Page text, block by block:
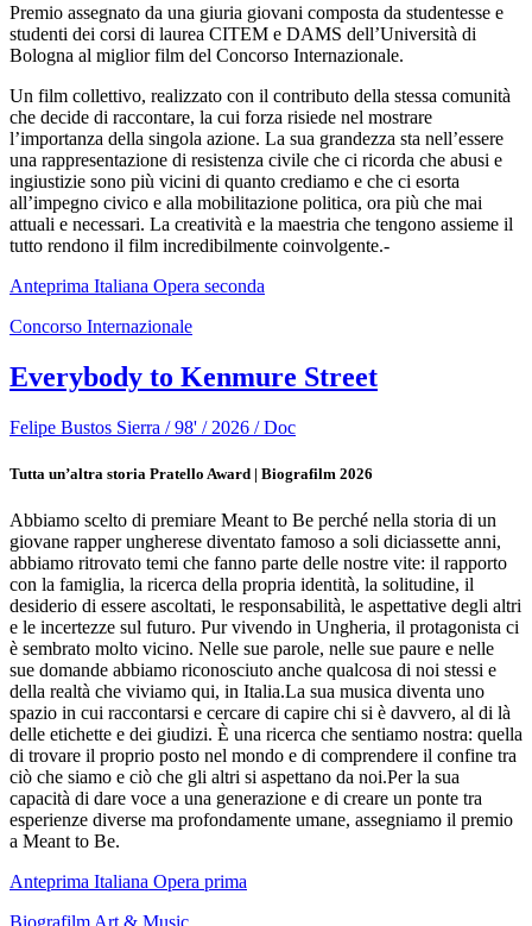
Premio assegnato da una giuria giovani composta da studentesse e
studenti dei corsi di laurea CITEM e DAMS dell’Università di
Bologna al miglior film del Concorso Internazionale.
Un film collettivo, realizzato con il contributo della stessa comunità
che decide di raccontare, la cui forza risiede nel mostrare
l’importanza della singola azione. La sua grandezza sta nell’essere
una rappresentazione di resistenza civile che ci ricorda che abusi e
ingiustizie sono più vicini di quanto crediamo e che ci esorta
all’impegno civico e alla mobilitazione politica, ora più che mai
attuali e necessari. La creatività e la maestria che tengono assieme il
tutto rendono il film incredibilmente coinvolgente.-
Anteprima Italiana Opera seconda
Concorso Internazionale
Everybody to Kenmure Street
Felipe Bustos Sierra / 98' / 2026 / Doc
Tutta un’altra storia Pratello Award | Biografilm 2026
Abbiamo scelto di premiare Meant to Be perché nella storia di un
giovane rapper ungherese diventato famoso a soli diciassette anni,
abbiamo ritrovato temi che fanno parte delle nostre vite: il rapporto
con la famiglia, la ricerca della propria identità, la solitudine, il
desiderio di essere ascoltati, le responsabilità, le aspettative degli altri
e le incertezze sul futuro. Pur vivendo in Ungheria, il protagonista ci
è sembrato molto vicino. Nelle sue parole, nelle sue paure e nelle
sue domande abbiamo riconosciuto anche qualcosa di noi stessi e
della realtà che viviamo qui, in Italia.La sua musica diventa uno
spazio in cui raccontarsi e cercare di capire chi si è davvero, al di là
delle etichette e dei giudizi. È una ricerca che sentiamo nostra: quella
di trovare il proprio posto nel mondo e di comprendere il confine tra
ciò che siamo e ciò che gli altri si aspettano da noi.Per la sua
capacità di dare voce a una generazione e di creare un ponte tra
esperienze diverse ma profondamente umane, assegniamo il premio
a Meant to Be.
Anteprima Italiana Opera prima
Biografilm Art & Music